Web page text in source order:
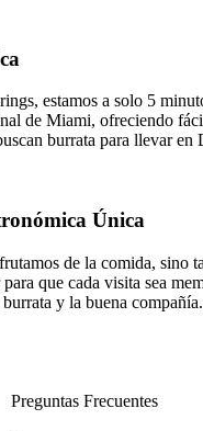
estamos a solo 5
de Miami, ofreciendo
burrata para llevar en
Única
de la comida, sino
que cada visita sea
y la buena compañía.
Preguntas Frecuentes